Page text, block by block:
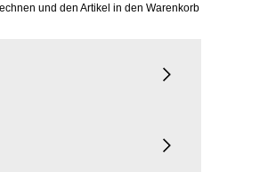
und den Artikel in den Warenkorb